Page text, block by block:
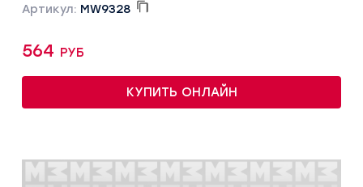
Артикул: MW9328
564 руб
КУПИТЬ ОНЛАЙН